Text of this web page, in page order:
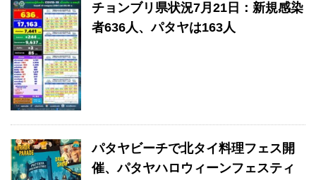
チョンブリ県状況7月21日：新規感染
者636人、パタヤは163人
パタヤビーチで北タイ料理フェス開
催、パタヤハロウィーンフェスティ